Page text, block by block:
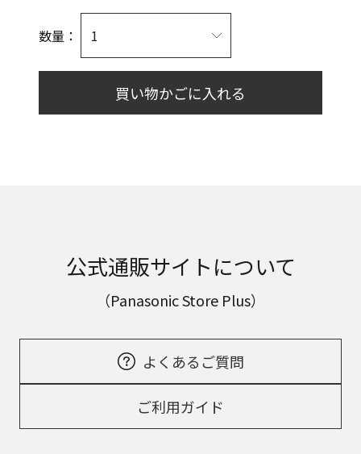
数量：
買い物かごに入れる
公式通販サイトについて
（Panasonic Store Plus）
よくあるご質問
ご利用ガイド